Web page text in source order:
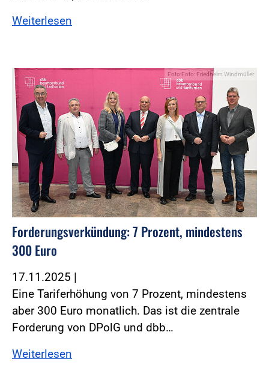
Weiterlesen
Foto:Foto: Friedhelm Windmüller
Forderungsverkündung: 7 Prozent, mindestens
300 Euro
17.11.2025 |
Eine Tariferhöhung von 7 Prozent, mindestens
aber 300 Euro monatlich. Das ist die zentrale
Forderung von DPolG und dbb…
Weiterlesen